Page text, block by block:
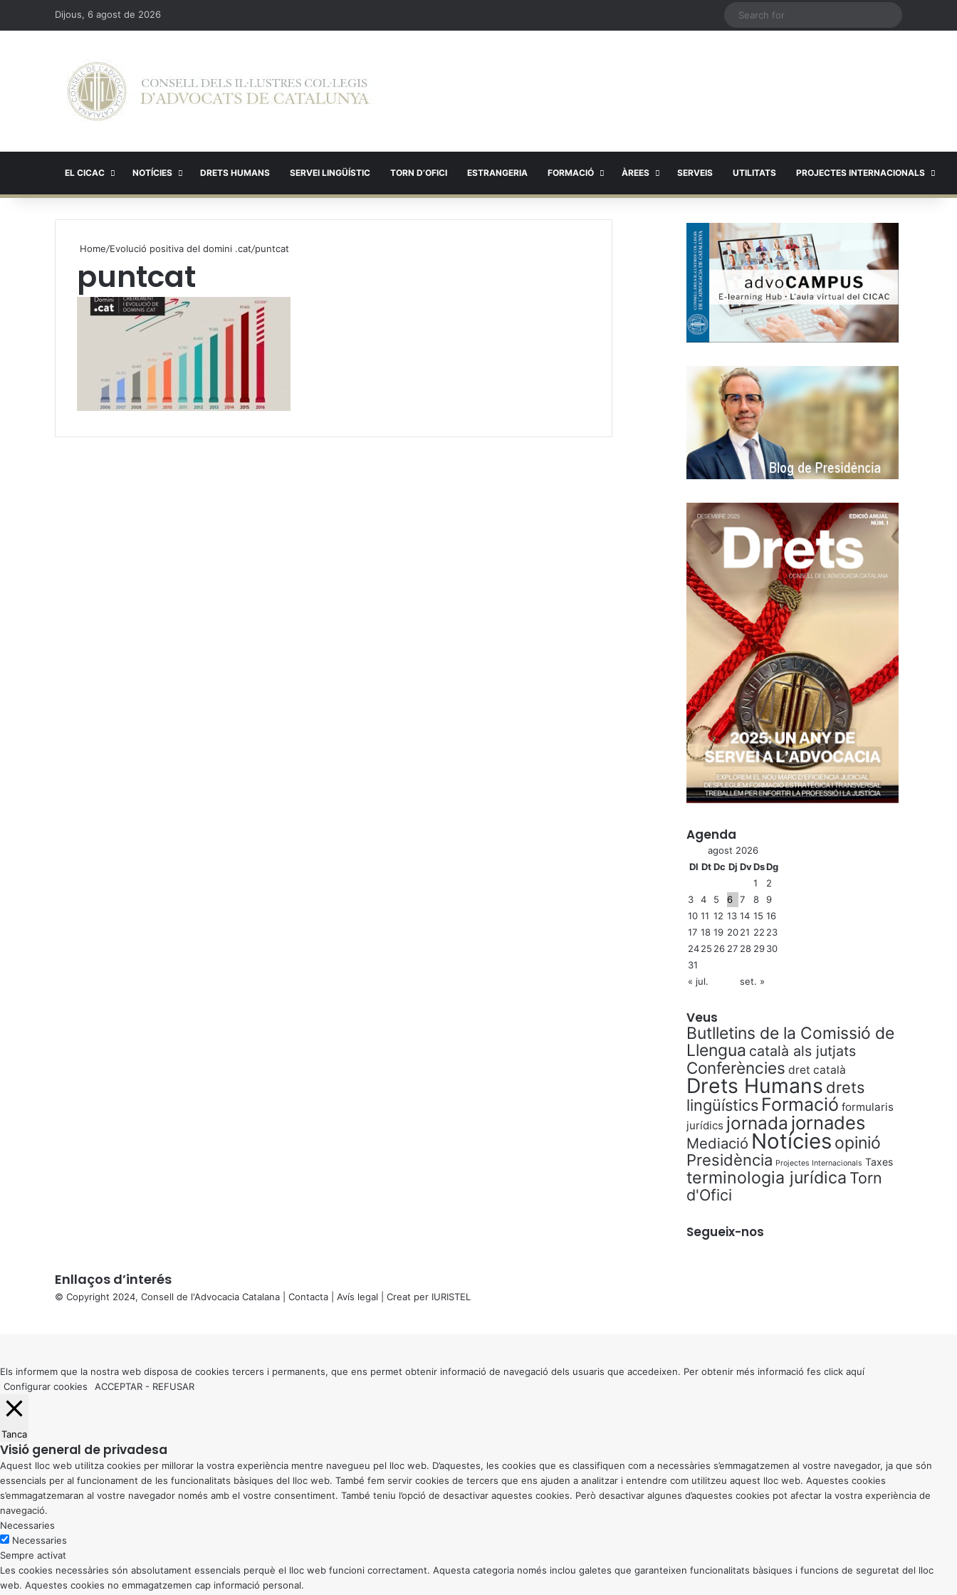
Dijous, 6 agost de 2026
EL CICAC NOTÍCIES DRETS HUMANS SERVEI LINGÜÍSTIC TORN D’OFICI ESTRANGERIA FORMACIÓ ÀREES SERVEIS UTILITATS PROJECTES INTERNACIONALS
Home/Evolució positiva del domini .cat/puntcat
puntcat
Agenda
agost 2026
Dl Dt Dc Dj DvDsDg
1
2
3
4 5 6 7 8
9
10 11 12 13 14 15 16
17 18 19 2021 22 23
2425 26 27 28 2930
31
« jul.
set. »
Veus
Butlletins de la Comissió de
Llengua català als jutjats
Conferències dret català
Drets Humans drets
lingüístics Formació formularis
jurídics jornada jornades
Mediació Notícies opinió
Presidència Projectes Internacionals Taxes
terminologia jurídica Torn
d'Ofici
Segueix-nos
Enllaços d’interés
© Copyright 2024, Consell de l'Advocacia Catalana | Contacta Avís legal | Creat per IURISTEL
button
Els informem que la nostra web disposa de cookies tercers i permanents, que ens permet obtenir informació de navegació dels usuaris que accedeixen. Per obtenir més informació fes click aquí
Configurar cookies
ACCEPTAR - REFUSAR
Tanca
Visió general de privadesa
Aquest lloc web utilitza cookies per millorar la vostra experiència mentre navegueu pel lloc web. D’aquestes, les cookies que es classifiquen com a necessàries s’emmagatzemen al vostre navegador, ja que són
essencials per al funcionament de les funcionalitats bàsiques del lloc web. També fem servir cookies de tercers que ens ajuden a analitzar i entendre com utilitzeu aquest lloc web. Aquestes cookies
s’emmagatzemaran al vostre navegador només amb el vostre consentiment. També teniu l’opció de desactivar aquestes cookies. Però desactivar algunes d’aquestes cookies pot afectar la vostra experiència de
navegació.
Necessaries
Necessaries
Sempre activat
Les cookies necessàries són absolutament essencials perquè el lloc web funcioni correctament. Aquesta categoria només inclou galetes que garanteixen funcionalitats bàsiques i funcions de seguretat del lloc
web. Aquestes cookies no emmagatzemen cap informació personal.